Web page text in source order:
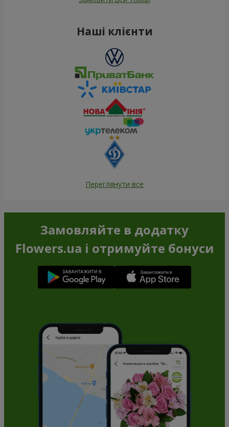
Наші клієнти
Переглянути все
Замовляйте в додатку
Flowers.ua і отримуйте бонуси